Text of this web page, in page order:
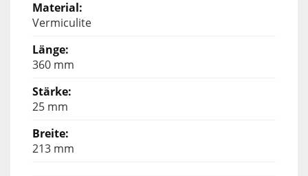
Vermiculite
360 mm
25 mm
213 mm